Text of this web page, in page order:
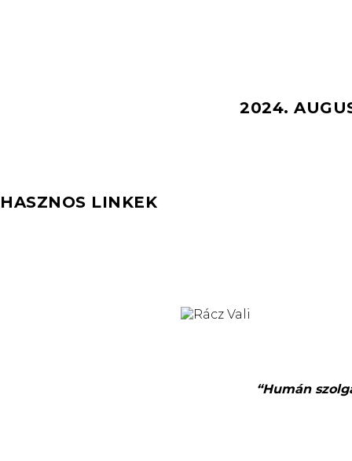
2024.
HASZNOS LINKEK
“Humán